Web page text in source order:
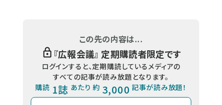
この先の内容は...
『広報会議』 定期購読者限定です
ログインすると、定期購読しているメディアの
すべての記事が読み放題となります。
購読 1誌 あたり 約 3,000 記事が読み放題！